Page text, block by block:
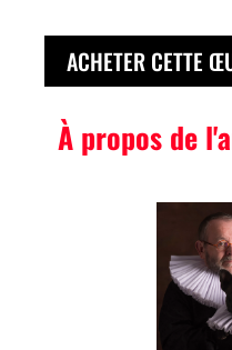
ACHETER CETTE
À propos de